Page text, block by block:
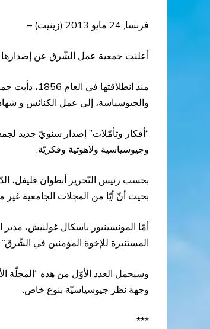
فرنسا, 24 مايو 2013 ( زينيت) –
أعلنت جمعية عمل الشّرق عن إصدارها
منذ
والجيوسياسة، إلى عمل الكنائس و شهادات
“أفكار وتأمّلات” إصدار سنويّ جديد
وجيوسياسية ولاهوتية وفكريّة.
بحسب رئيس التّحرير أنطوان فليفل،
بحيث أنّ أيّا من المجلات الجامعية
أمّا المونسينيور باسكال غولنيش،
المستنيرة للإخوة المؤمنين في الشّرق”.
وسيحمل العدد الأوّل من هذه “المجلّة
وجهة نظر جيوسياسيّة بنوع خاص.
***